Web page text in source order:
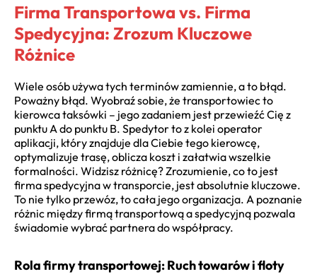
Firma Transportowa vs. Firma
Spedycyjna: Zrozum Kluczowe
Różnice
Wiele osób używa tych terminów zamiennie, a to błąd.
Poważny błąd. Wyobraź sobie, że transportowiec to
kierowca taksówki – jego zadaniem jest przewieźć Cię z
punktu A do punktu B. Spedytor to z kolei operator
aplikacji, który znajduje dla Ciebie tego kierowcę,
optymalizuje trasę, oblicza koszt i załatwia wszelkie
formalności. Widzisz różnicę? Zrozumienie, co to jest
firma spedycyjna w transporcie, jest absolutnie kluczowe.
To nie tylko przewóz, to cała jego organizacja. A poznanie
różnic między firmą transportową a spedycyjną pozwala
świadomie wybrać partnera do współpracy.
Rola firmy transportowej: Ruch towarów i floty